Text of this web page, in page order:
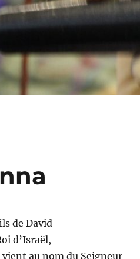
de David
d’Israël,
au nom du Seigneur